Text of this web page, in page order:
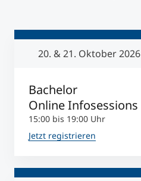
20. & 21. Oktober 2026
Bachelor
Online Infosessions
15:00 bis 19:00 Uhr
Jetzt registrieren